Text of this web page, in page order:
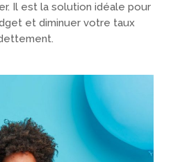
Il est la solution idéale pour
et diminuer votre taux